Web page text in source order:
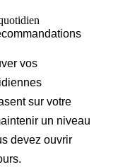
vos
sur votre
un niveau
devez ouvrir
.